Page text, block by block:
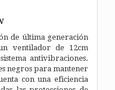
de última generación
ventilador de 12cm
antivibraciones.
negros para mantener
con una eficiencia